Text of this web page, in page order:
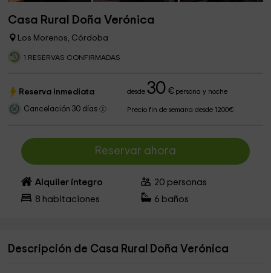
Casa Rural Doña Verónica
Los Morenos, Córdoba
1 RESERVAS CONFIRMADAS
Reserva inmediata desde30 €persona y noche
Cancelación 30 días Precio fin de semana desde 1200€
Reservar ahora
Alquiler íntegro 20 personas
8 habitaciones 6 baños
Descripción de Casa Rural Doña Verónica